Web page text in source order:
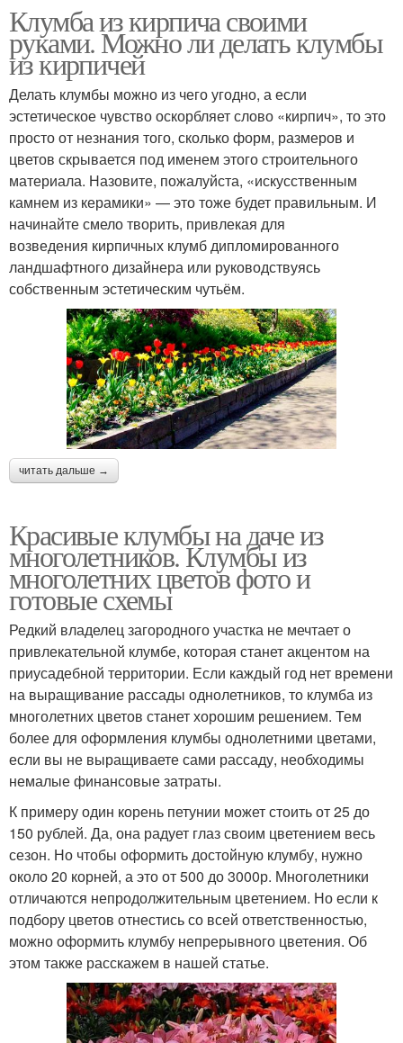
Клумба из кирпича своими
руками. Можно ли делать клумбы
из кирпичей
Делать клумбы можно из чего угодно, а если
эстетическое чувство оскорбляет слово «кирпич», то это
просто от незнания того, сколько форм, размеров и
цветов скрывается под именем этого строительного
материала. Назовите, пожалуйста, «искусственным
камнем из керамики» — это тоже будет правильным. И
начинайте смело творить, привлекая для
возведения кирпичных клумб дипломированного
ландшафтного дизайнера или руководствуясь
собственным эстетическим чутьём.
читать дальше →
Красивые клумбы на даче из
многолетников. Клумбы из
многолетних цветов фото и
готовые схемы
Редкий владелец загородного участка не мечтает о
привлекательной клумбе, которая станет акцентом на
приусадебной территории. Если каждый год нет времени
на выращивание рассады однолетников, то клумба из
многолетних цветов станет хорошим решением. Тем
более для оформления клумбы однолетними цветами,
если вы не выращиваете сами рассаду, необходимы
немалые финансовые затраты.
К примеру один корень петунии может стоить от 25 до
150 рублей. Да, она радует глаз своим цветением весь
сезон. Но чтобы оформить достойную клумбу, нужно
около 20 корней, а это от 500 до 3000р. Многолетники
отличаются непродолжительным цветением. Но если к
подбору цветов отнестись со всей ответственностью,
можно оформить клумбу непрерывного цветения. Об
этом также расскажем в нашей статье.